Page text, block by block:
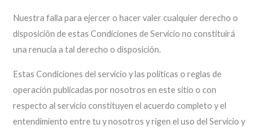
Nuestra falla para ejercer o hacer valer cualquier derecho o
disposiciôn de estas Condiciones de Servicio no constituirá
una renucia a tal derecho o disposición.
Estas Condiciones del servicio y las políticas o reglas de
operación publicadas por nosotros en este sitio o con
respecto al servicio constituyen el acuerdo completo y el
entendimiento entre tu y nosotros y rigen el uso del Servicio y